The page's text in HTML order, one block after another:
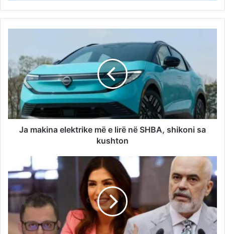
Ja makina elektrike më e lirë në SHBA, shikoni sa
kushton